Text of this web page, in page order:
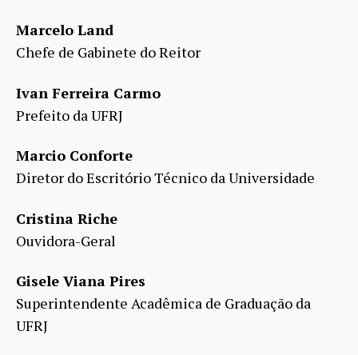
Marcelo Land
Chefe de Gabinete do Reitor
Ivan Ferreira Carmo
Prefeito da UFRJ
Marcio Conforte
Diretor do Escritório Técnico da Universidade
Cristina Riche
Ouvidora-Geral
Gisele Viana Pires
Superintendente Acadêmica de Graduação da
UFRJ